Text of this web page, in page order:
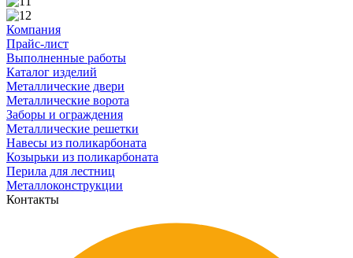
Компания
Прайс-лист
Выполненные работы
Каталог изделий
Металлические двери
Металлические ворота
Заборы и ограждения
Металлические решетки
Навесы из поликарбоната
Козырьки из поликарбоната
Перила для лестниц
Металлоконструкции
Контакты